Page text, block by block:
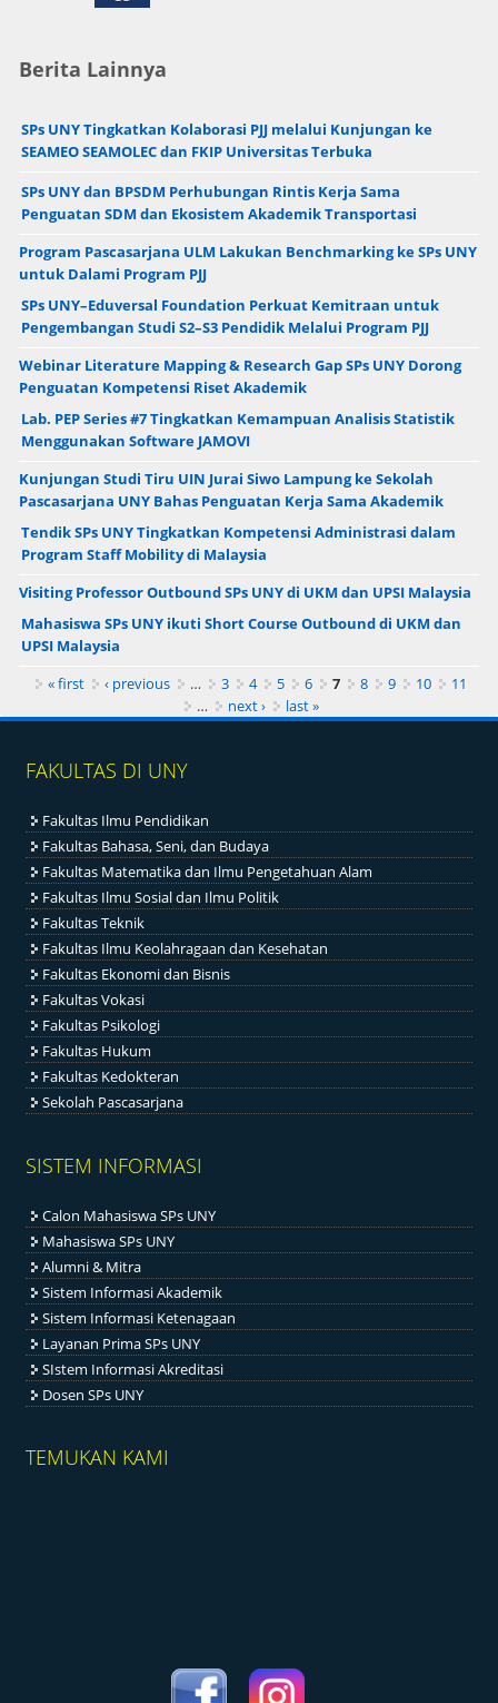
Berita Lainnya
SPs UNY Tingkatkan Kolaborasi PJJ melalui Kunjungan ke
SEAMEO SEAMOLEC dan FKIP Universitas Terbuka
SPs UNY dan BPSDM Perhubungan Rintis Kerja Sama
Penguatan SDM dan Ekosistem Akademik Transportasi
Program Pascasarjana ULM Lakukan Benchmarking ke SPs UNY
untuk Dalami Program PJJ
SPs UNY–Eduversal Foundation Perkuat Kemitraan untuk
Pengembangan Studi S2–S3 Pendidik Melalui Program PJJ
Webinar Literature Mapping & Research Gap SPs UNY Dorong
Penguatan Kompetensi Riset Akademik
Lab. PEP Series #7 Tingkatkan Kemampuan Analisis Statistik
Menggunakan Software JAMOVI
Kunjungan Studi Tiru UIN Jurai Siwo Lampung ke Sekolah
Pascasarjana UNY Bahas Penguatan Kerja Sama Akademik
Tendik SPs UNY Tingkatkan Kompetensi Administrasi dalam
Program Staff Mobility di Malaysia
Visiting Professor Outbound SPs UNY di UKM dan UPSI Malaysia
Mahasiswa SPs UNY ikuti Short Course Outbound di UKM dan
UPSI Malaysia
Pages
« first ‹ previous … 3 4 5 6 7 8 9 10
11
…
next › last »
FAKULTAS DI UNY
Fakultas Ilmu Pendidikan
Fakultas Bahasa, Seni, dan Budaya
Fakultas Matematika dan Ilmu Pengetahuan Alam
Fakultas Ilmu Sosial dan Ilmu Politik
Fakultas Teknik
Fakultas Ilmu Keolahragaan dan Kesehatan
Fakultas Ekonomi dan Bisnis
Fakultas Vokasi
Fakultas Psikologi
Fakultas Hukum
Fakultas Kedokteran
Sekolah Pascasarjana
SISTEM INFORMASI
Calon Mahasiswa SPs UNY
Mahasiswa SPs UNY
Alumni & Mitra
Sistem Informasi Akademik
Sistem Informasi Ketenagaan
Layanan Prima SPs UNY
SIstem Informasi Akreditasi
Dosen SPs UNY
TEMUKAN KAMI